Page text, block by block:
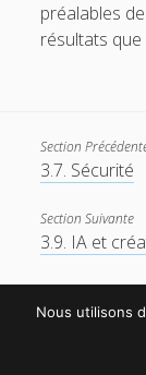
préalables
résultats
Section
3.7. Sécurité
Section Suivante
3.9. IA et
Nous utilisons